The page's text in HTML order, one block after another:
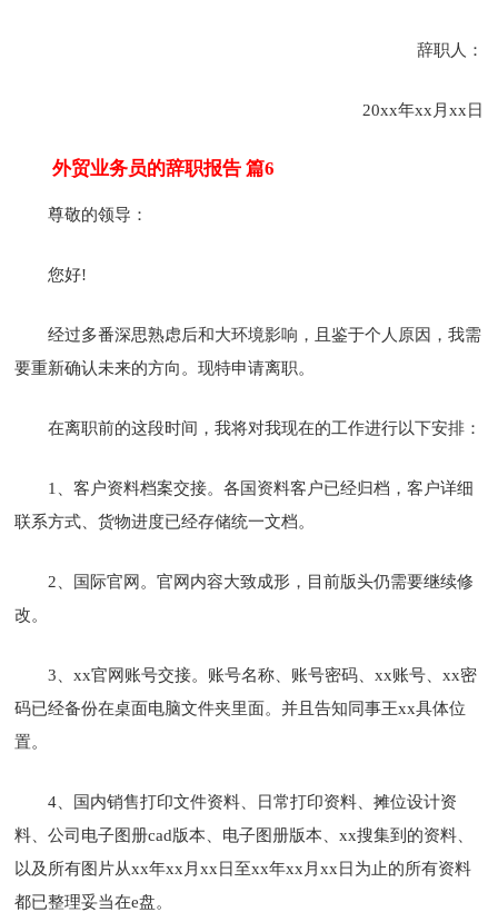
辞职人：
20xx年xx月xx日
外贸业务员的辞职报告 篇6
尊敬的领导：
您好!
经过多番深思熟虑后和大环境影响，且鉴于个人原因，我需
要重新确认未来的方向。现特申请离职。
在离职前的这段时间，我将对我现在的工作进行以下安排：
1、客户资料档案交接。各国资料客户已经归档，客户详细
联系方式、货物进度已经存储统一文档。
2、国际官网。官网内容大致成形，目前版头仍需要继续修
改。
3、xx官网账号交接。账号名称、账号密码、xx账号、xx密
码已经备份在桌面电脑文件夹里面。并且告知同事王xx具体位
置。
4、国内销售打印文件资料、日常打印资料、摊位设计资
料、公司电子图册cad版本、电子图册版本、xx搜集到的资料、
以及所有图片从xx年xx月xx日至xx年xx月xx日为止的所有资料
都已整理妥当在e盘。